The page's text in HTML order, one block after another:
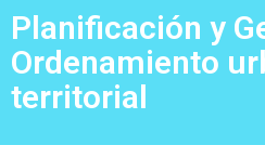
Planificación y
Ordenamiento
territorial